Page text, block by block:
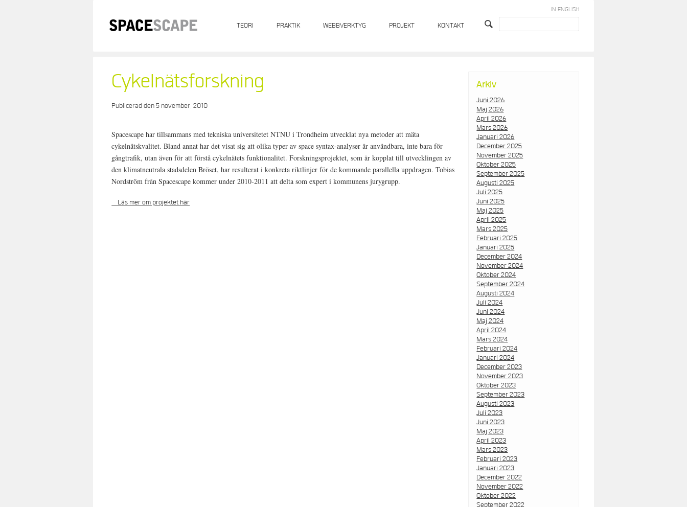
TEORI PRAKTIK WEBBVERKTYG PROJEKT KONTAKT
IN ENGLISH
Cykelnätsforskning
Publicerad den5 november, 2010
Spacescape har tillsammans med tekniska universitetet NTNU i Trondheim utvecklat nya metoder att mäta
cykelnätskvalitet.Bland annat har det visat sig att olika typer av space syntax-analyser är användbara, inte bara för
gångtrafik, utan även för att förstå cykelnätets funktionalitet. Forskningsprojektet, som är kopplat till utvecklingen av
den klimatneutrala stadsdelen Bröset, har resulterat i konkreta riktlinjer för de kommande parallella uppdragen. Tobias
Nordström från Spacescape kommer under 2010-2011 att delta som expert i kommunens jurygrupp.
Läs mer om projektet här
Arkiv
Juni 2026
Maj 2026
April 2026
Mars 2026
Januari 2026
December 2025
November 2025
Oktober 2025
September 2025
Augusti 2025
Juli 2025
Juni 2025
Maj 2025
April 2025
Mars 2025
Februari 2025
Januari 2025
December 2024
November 2024
Oktober 2024
September 2024
Augusti 2024
Juli 2024
Juni 2024
Maj 2024
April 2024
Mars 2024
Februari 2024
Januari 2024
December 2023
November 2023
Oktober 2023
September 2023
Augusti 2023
Juli 2023
Juni 2023
Maj 2023
April 2023
Mars 2023
Februari 2023
Januari 2023
December 2022
November 2022
Oktober 2022
September 2022